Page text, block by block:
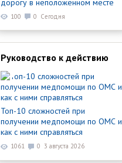
дорогу в неположенном месте
100 0 Сегодня
Руководство к действию
Топ-10 сложностей при
получении медпомощи по ОМС и
как с ними справляться
1061 0 3 августа 2026